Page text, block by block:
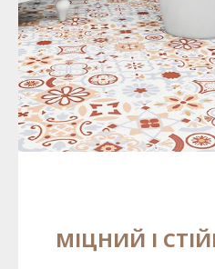
МІЦНИЙ І